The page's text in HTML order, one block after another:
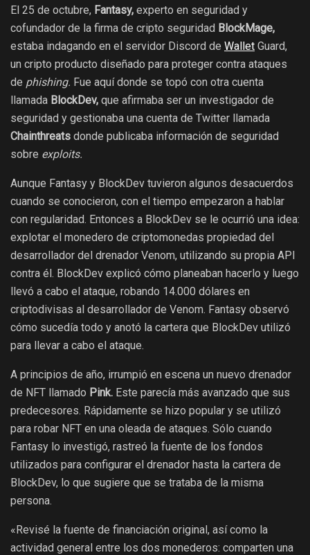
El 25 de octubre, Fantasy, experto en seguridad y
cofundador de la firma de cripto seguridad BlockMage,
estaba indagando en el servidor Discord de Wallet Guard,
un cripto producto diseñado para proteger contra ataques
de phishing. Fue aquí donde se topó con otra cuenta
llamada BlockDev, que afirmaba ser un investigador de
seguridad y gestionaba una cuenta de Twitter llamada
Chainthreats donde publicaba información de seguridad
sobre exploits.
Aunque Fantasy y BlockDev tuvieron algunos desacuerdos
cuando se conocieron, con el tiempo empezaron a hablar
con regularidad. Entonces a BlockDev se le ocurrió una idea:
explotar el monedero de criptomonedas propiedad del
desarrollador del drenador Venom, utilizando su propia API
contra él. BlockDev explicó cómo planeaban hacerlo y luego
llevó a cabo el ataque, robando 14.000 dólares en
criptodivisas al desarrollador de Venom. Fantasy observó
cómo sucedía todo y anotó la cartera que BlockDev utilizó
para llevar a cabo el ataque.
A principios de año, irrumpió en escena un nuevo drenador
de NFT llamado Pink. Este parecía más avanzado que sus
predecesores. Rápidamente se hizo popular y se utilizó
para robar NFT en una oleada de ataques. Sólo cuando
Fantasy lo investigó, rastreó la fuente de los fondos
utilizados para configurar el drenador hasta la cartera de
BlockDev, lo que sugiere que se trataba de la misma
persona.
«Revisé la fuente de financiación original, así como la
actividad general entre los dos monederos: comparten una